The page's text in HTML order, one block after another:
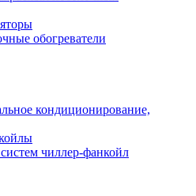
обогреватели
кондиционирование,
чиллер-фанкойл